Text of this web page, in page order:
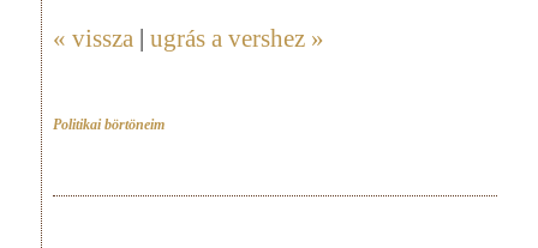
« vissza | ugrás a vershez »
Politikai börtöneim